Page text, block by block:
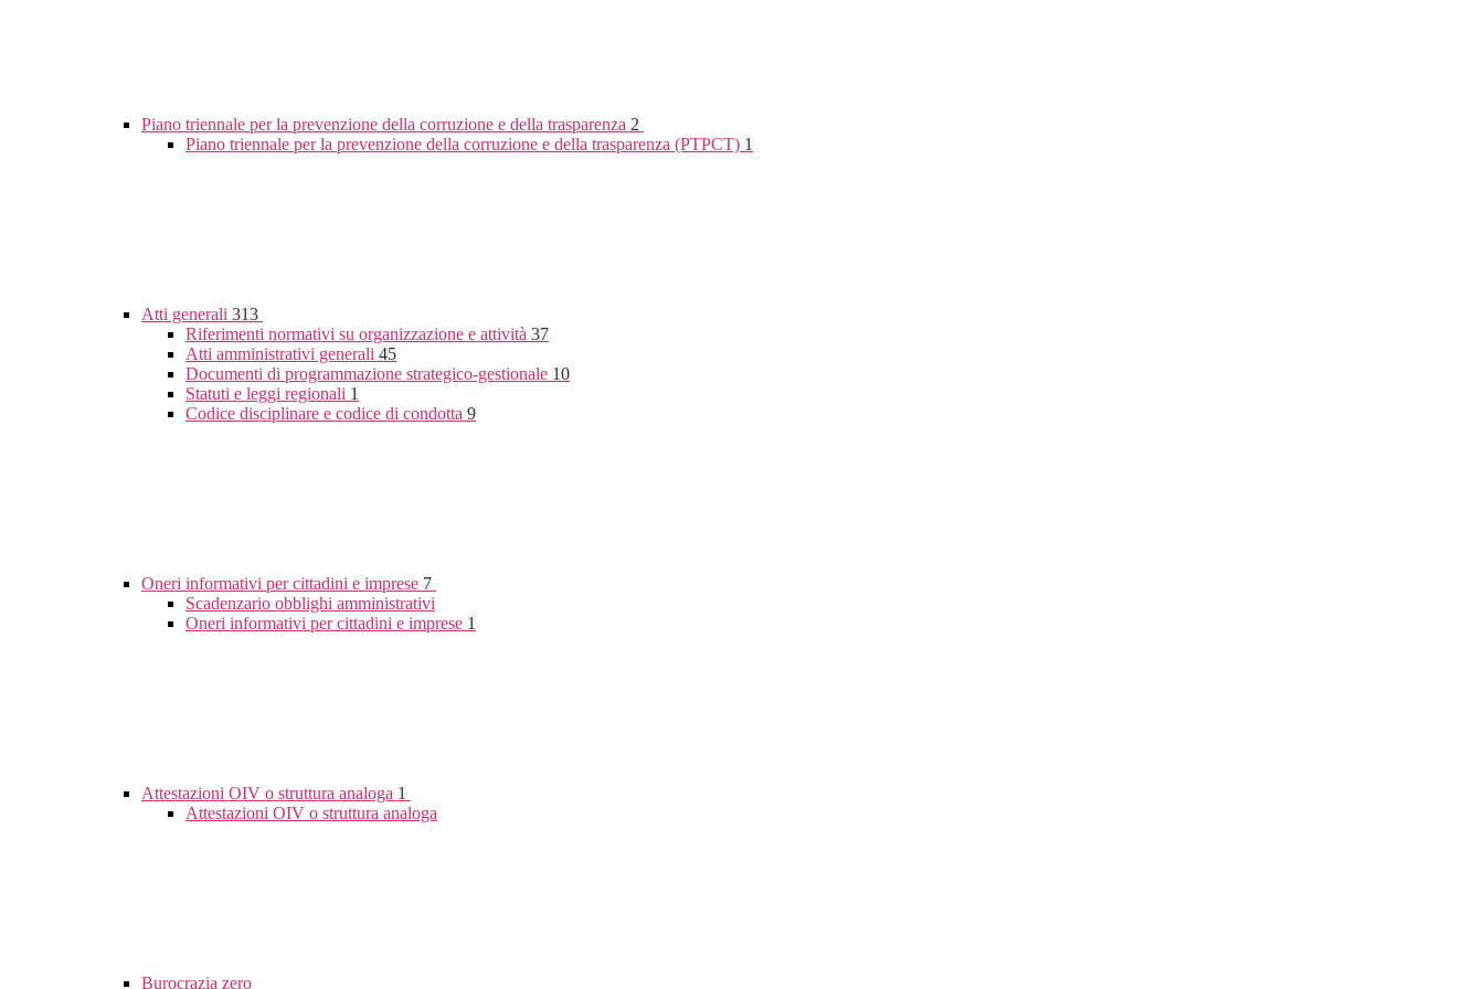
Piano triennale per la prevenzione della corruzione e della trasparenza 2
Piano triennale per la prevenzione della corruzione e della trasparenza (PTPCT) 1
Atti generali 313
Riferimenti normativi su organizzazione e attività 37
Atti amministrativi generali 45
Documenti di programmazione strategico-gestionale 10
Statuti e leggi regionali 1
Codice disciplinare e codice di condotta 9
Oneri informativi per cittadini e imprese 7
Scadenzario obblighi amministrativi
Oneri informativi per cittadini e imprese 1
Attestazioni OIV o struttura analoga 1
Attestazioni OIV o struttura analoga
Burocrazia zero